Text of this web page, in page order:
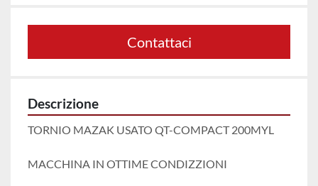
Contattaci
Descrizione
TORNIO MAZAK USATO QT-COMPACT 200MYL
MACCHINA IN OTTIME CONDIZZIONI